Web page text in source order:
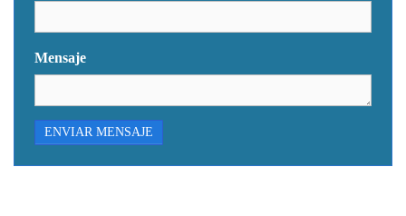
Mensaje
ENVIAR MENSAJE